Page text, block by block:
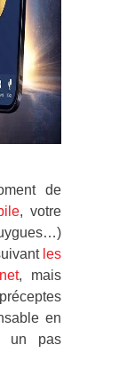
de
, votre
les
, mais
en
un pas